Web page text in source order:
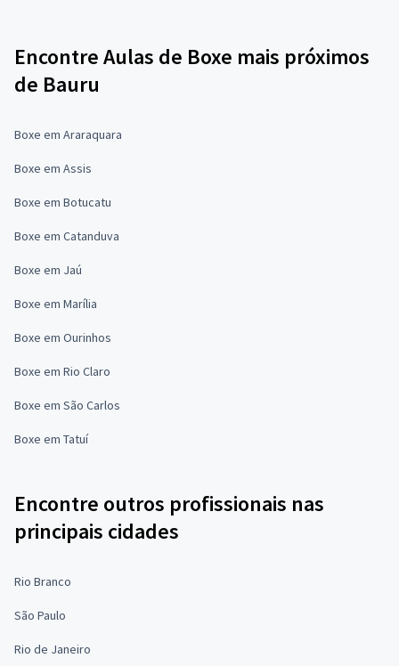
Encontre Aulas de Boxe mais próximos
de Bauru
Boxe em Araraquara
Boxe em Assis
Boxe em Botucatu
Boxe em Catanduva
Boxe em Jaú
Boxe em Marília
Boxe em Ourinhos
Boxe em Rio Claro
Boxe em São Carlos
Boxe em Tatuí
Encontre outros profissionais nas
principais cidades
Rio Branco
São Paulo
Rio de Janeiro